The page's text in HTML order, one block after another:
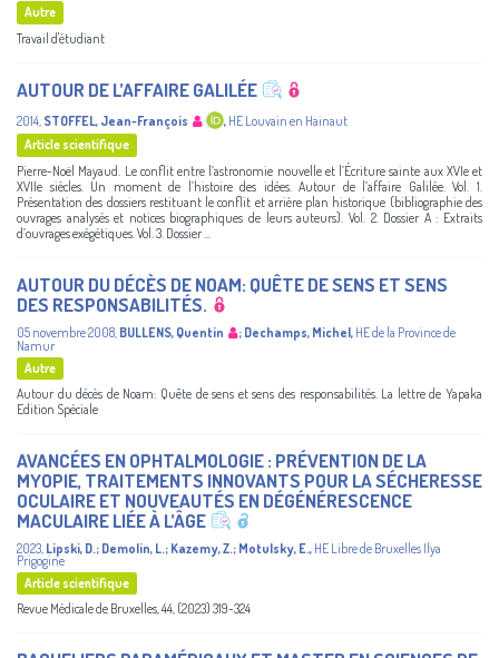
Autre
Travail d'étudiant
AUTOUR DE L’AFFAIRE GALILÉE
2014 STOFFEL, Jean-François , HE Louvain en Hainaut
Article scientifique
Pierre-Noël Mayaud. Le conflit entre l’astronomie nouvelle et l’Écriture sainte aux XVIe et
XVIIe siècles. Un moment de l’histoire des idées. Autour de l’affaire Galilée. Vol. 1.
Présentation des dossiers restituant le conflit et arrière plan historique (bibliographie des
ouvrages analysés et notices biographiques de leurs auteurs). Vol. 2. Dossier A : Extraits
d’ouvrages exégétiques. Vol. 3. Dossier ...
AUTOUR DU DÉCÈS DE NOAM: QUÊTE DE SENS ET SENS
DES RESPONSABILITÉS.
05 novembre 2008 BULLENS, Quentin ; Dechamps, Michel, HE de la Province de
Namur
Autre
Autour du décès de Noam: Quête de sens et sens des responsabilités. La lettre de Yapaka
Edition Spéciale
AVANCÉES EN OPHTALMOLOGIE : PRÉVENTION DE LA
MYOPIE, TRAITEMENTS INNOVANTS POUR LA SÉCHERESSE
OCULAIRE ET NOUVEAUTÉS EN DÉGÉNÉRESCENCE
MACULAIRE LIÉE À L’ÂGE
2023 Lipski, D.; Demolin, L.; Kazemy, Z.; Motulsky, E., HE Libre de Bruxelles Ilya
Prigogine
Article scientifique
Revue Médicale de Bruxelles, 44, (2023) 319-324